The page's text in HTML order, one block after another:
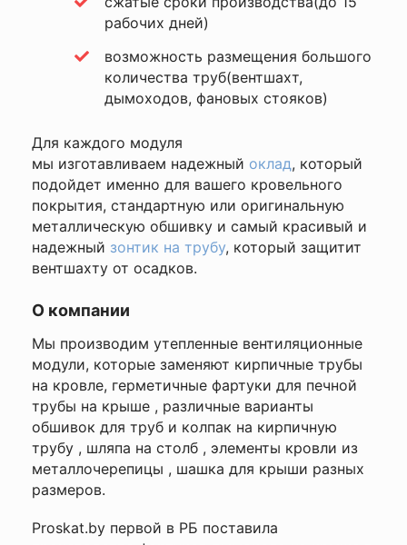
рабочих дней)
возможность размещения большого
количества труб(вентшахт,
дымоходов, фановых стояков)
Для каждого модуля
мы изготавливаем надежный оклад, который
подойдет именно для вашего кровельного
покрытия, стандартную или оригинальную
металлическую обшивку и самый красивый и
надежный зонтик на трубу, который защитит
вентшахту от осадков.
О компании
Мы производим утепленные вентиляционные
модули, которые заменяют кирпичные трубы
на кровле, герметичные фартуки для печной
трубы на крыше , различные варианты
обшивок для труб и колпак на кирпичную
трубу , шляпа на столб , элементы кровли из
металлочерепицы , шашка для крыши разных
размеров.
Proskat.by первой в РБ поставила